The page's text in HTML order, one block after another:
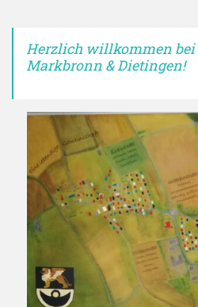
Herzlich willkommen bei
Markbronn & Dietingen!